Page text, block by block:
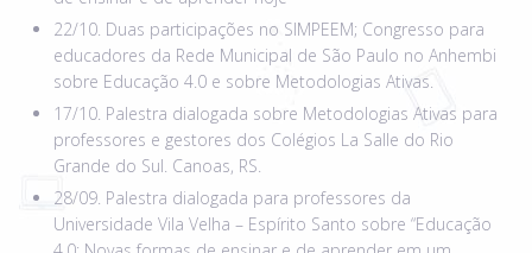
22/10. Duas participações no SIMPEEM; Congresso para
educadores da Rede Municipal de São Paulo no Anhembi
sobre Educação 4.0 e sobre Metodologias Ativas.
17/10. Palestra dialogada sobre Metodologias Ativas para
professores e gestores dos Colégios La Salle do Rio
Grande do Sul. Canoas, RS.
28/09. Palestra dialogada para professores da
Universidade Vila Velha – Espírito Santo sobre “Educação